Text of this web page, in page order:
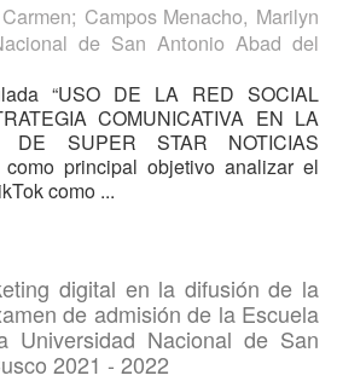
; Campos Menacho, Marilyn
de San Antonio Abad del
“USO DE LA RED SOCIAL
COMUNICATIVA EN LA
DE SUPER STAR NOTICIAS
como principal objetivo analizar el
como ...
digital en la difusión de la
de admisión de la Escuela
Universidad Nacional de San
2021 - 2022